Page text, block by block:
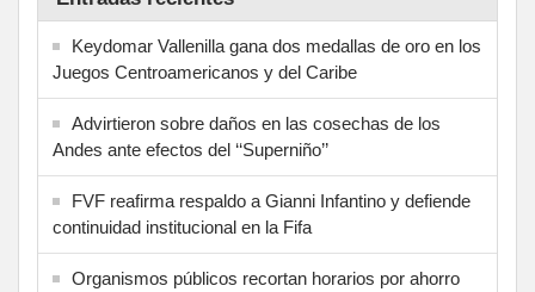
Keydomar Vallenilla gana dos medallas de oro en los
Juegos Centroamericanos y del Caribe
Advirtieron sobre daños en las cosechas de los
Andes ante efectos del ‘‘Superniño’’
FVF reafirma respaldo a Gianni Infantino y defiende
continuidad institucional en la Fifa
Organismos públicos recortan horarios por ahorro